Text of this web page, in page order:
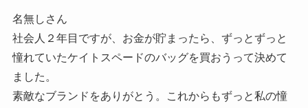
名無しさん
社会人２年目ですが、お金が貯まったら、ずっとずっと
憧れていたケイトスペードのバッグを買おうって決めて
ました。
素敵なブランドをありがとう。これからもずっと私の憧